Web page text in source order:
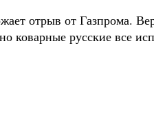
отрыв от Газпрома.
коварные русские все